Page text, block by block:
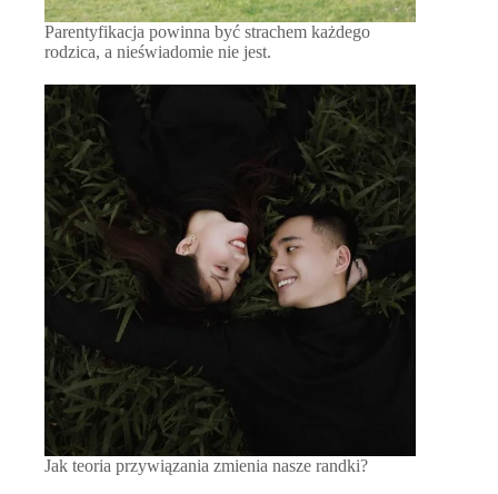
Parentyfikacja powinna być strachem każdego
rodzica, a nieświadomie nie jest.
Jak teoria przywiązania zmienia nasze randki?